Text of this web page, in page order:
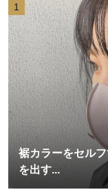
1
裾カラーをセル
を出す...